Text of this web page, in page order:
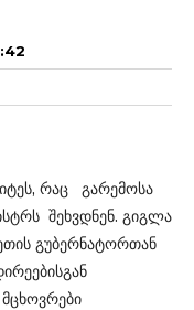
რაც გარემოსა
შეხვდნენ. გიგლა
გუბერნატორთან